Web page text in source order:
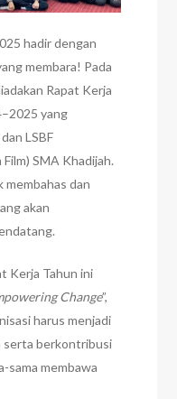
hadir dengan
membara! Pada
Rapat Kerja
yang
LSBF
SMA Khadijah.
dan
akan
Kerja Tahun ini
Change”,
harus menjadi
serta berkontribusi
sama membawa